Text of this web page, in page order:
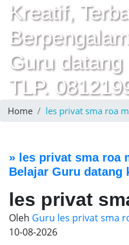
Kreatif,
Guru
TLP.
Home les privat sma roa
» les privat sma roa
Belajar Guru datang
les privat
Oleh Guru les privat sma
10-08-2026